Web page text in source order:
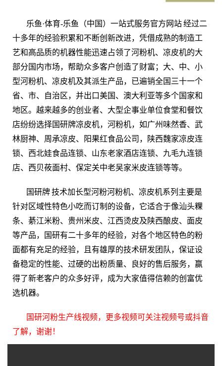
乐鱼·体育-乐鱼（中国）一站式服务官方网站 经过二
十多年的经验积累和不断创新改进，凭借成熟的制造工
艺和高品质的机器性能迅速占领了河粉机、凉皮机的大
部分国内市场，帮助众多客户创造了财富；大、中、小
型河粉机、凉皮机及其派生产品，已遍销全国三十一个
省、市、自治区，并出口美国、澳大利亚等多个国家和
地区。越来越多的创业者、大型企事业单位食堂和餐饮
店纷纷选择国研牌凉皮机，河粉机，如广州味然香、武
林厨神、周承凉皮、阳果红食品公司，陕西魏家凉皮连
锁、西北娃食品连锁、山东老家酒店连锁、九毛九连锁
店、西贝莜面村、保定关中老吴家米皮连锁等等。
国研牌 技术加长型河粉河粉机、凉皮机系列主要是
针对区域性特色小吃而订制的设备，它适合于像汕头粿
条、綦江米粉、贵州米皮、江西烫皮及陕西酿皮、面皮
等产品，国研有二十多年的经验，对各个地区特色的粉
面都有充足的经验，且有雄厚的技术研发团队，保证设
备稳定的性能、过硬的出粉质量、良好的售后服务，赢
得了新老客户的众多好评，成为大家值得信赖的创富优
选机器。
国研河粉生产线视频，更多视频可关注视频号或抖音
了解，谢谢！